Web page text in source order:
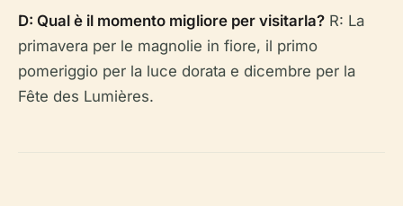
D: Qual è il momento migliore per visitarla? R: La
primavera per le magnolie in fiore, il primo
pomeriggio per la luce dorata e dicembre per la
Fête des Lumières.